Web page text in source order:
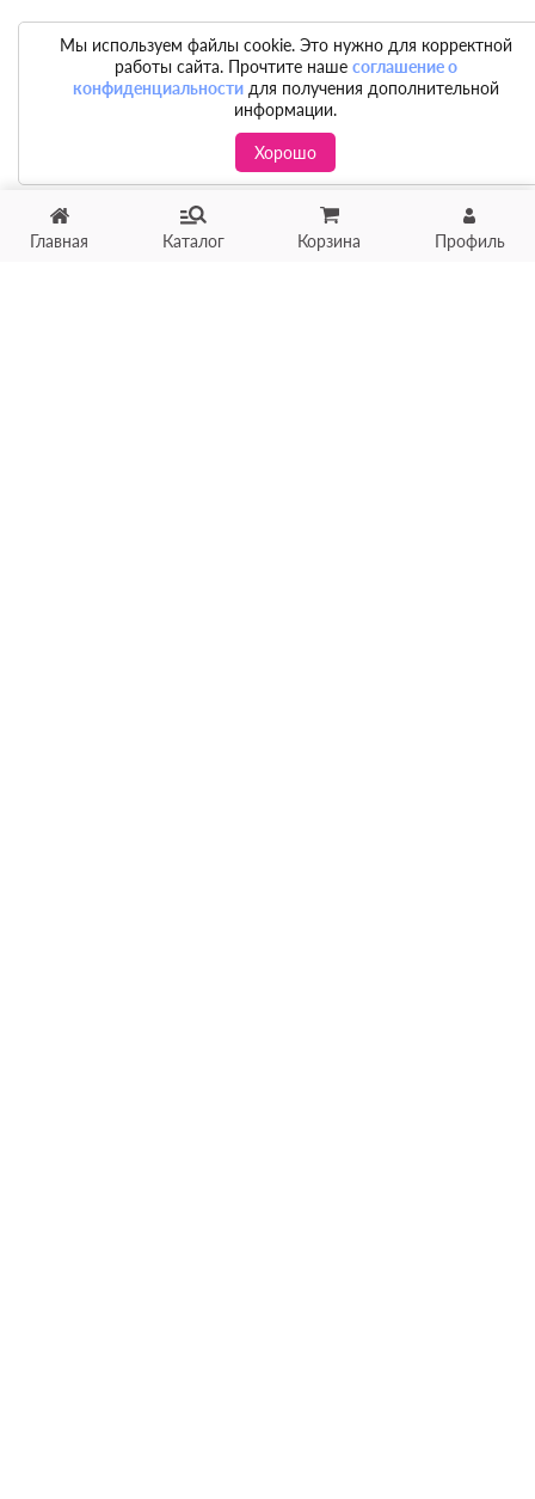
Главная Каталог Корзина Профиль
Мы используем файлы cookie. Это нужно для корректной
работы сайта. Прочтите наше соглашение о
конфиденциальностидля получения дополнительной
информации.
Хорошо